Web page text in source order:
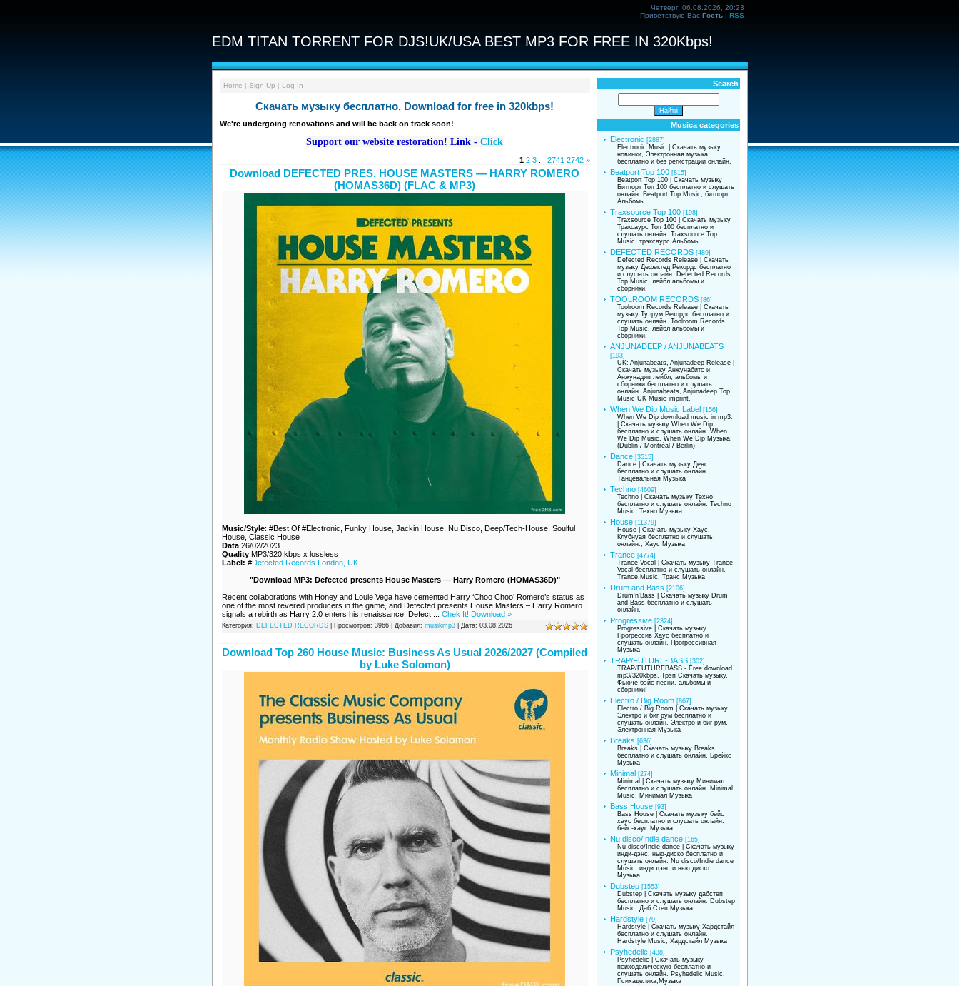
Четверг, 06.08.2026, 20:23
Приветствую Вас Гость| RSS
EDM TITAN TORRENT FOR DJS!UK/USA BEST MP3 FOR FREE IN 320Kbps!
Home | Sign Up | Log In
Скачать музыку бесплатно, Download for free in 320kbps!
We're undergoing renovations and will be back on track soon!
Support our website restoration! Link - Click
1 2 3 2741 2742 »
Download DEFECTED PRES. HOUSE MASTERS — HARRY ROMERO
(HOMAS36D) (FLAC & MP3)
Music/Style: #Best Of #Electronic, Funky House, Jackin House, Nu Disco, Deep/Tech-House, Soulful
House, Classic House
Data:26/02/2023
Quality:MP3/320 kbps x lossless
Label: #Defected Records London, UK
"Download MP3: Defected presents House Masters — Harry Romero (HOMAS36D)"
Recent collaborations with Honey and Louie Vega have cemented Harry ‘Choo Choo’ Romero’s status as
one of the most revered producers in the game, and Defected presents House Masters – Harry Romero
signals a rebirth as Harry 2.0 enters his renaissance. Defect
Chek It! Download »
Категория: DEFECTED RECORDS| Просмотров: 3966 | Добавил: musikmp3| Дата: 03.08.2026
Download Top 260 House Music: Business As Usual 2026/2027 (Compiled
by Luke Solomon)
Search
Musica categories
Electronic [2887]
Electronic Music | Скачать музыку
новинки, Электронная музыка
бесплатно и без регистрации онлайн.
Beatport Top 100 [815]
Beatport Top 100 | Скачать музыку
Битпорт Топ 100 бесплатно и слушать
онлайн. Beatport Top Music, битпорт
Альбомы.
Traxsource Top 100 [198]
Traxsource Top 100 | Скачать музыку
Траксаурс Топ 100 бесплатно и
слушать онлайн. Traxsource Top
Music, трэксаурс Альбомы.
DEFECTED RECORDS [489]
Defected Records Release | Скачать
музыку Дефектед Рекордс бесплатно
и слушать онлайн. Defected Records
Top Music, лейбл альбомы и
сборники.
TOOLROOM RECORDS [86]
Toolroom Records Release | Скачать
музыку Тулрум Рекордс бесплатно и
слушать онлайн. Toolroom Records
Top Music, лейбл альбомы и
сборники.
ANJUNADEEP / ANJUNABEATS
[193]
UK: Anjunabeats, Anjunadeep Release |
Скачать музыку Анжунабитс и
Анжунадип лейбл, альбомы и
сборники бесплатно и слушать
онлайн. Anjunabeats, Anjunadeep Top
Music UK Music imprint.
When We Dip Music Label [156]
When We Dip download music in mp3.
| Скачать музыку When We Dip
бесплатно и слушать онлайн. When
We Dip Music, When We Dip Музыка.
(Dublin / Montréal / Berlin)
Dance [3515]
Dance | Скачать музыку Денс
бесплатно и слушать онлайн.,
Танцевальная Музыка
Techno [4609]
Techno | Скачать музыку Техно
бесплатно и слушать онлайн. Techno
Music, Техно Музыка
House [11379]
House | Скачать музыку Хаус.
Клубнуая бесплатно и слушать
онлайн., Хаус Музыка
Trance [4774]
Trance Vocal | Скачать музыку Trance
Vocal бесплатно и слушать онлайн.
Trance Music, Транс Музыка
Drum and Bass [2106]
Drum'n'Bass | Скачать музыку Drum
and Bass бесплатно и слушать
онлайн.
Progressive [2324]
Progressive | Скачать музыку
Прогрессив Хаус бесплатно и
слушать онлайн. Прогрессивная
Музыка
TRAP/FUTURE-BASS [302]
TRAP/FUTUREBASS - Free download
mp3/320kbps. Трэп Скачать музыку,
Фьюче бэйс песни, альбомы и
сборники!
Electro / Big Room [867]
Electro / Big Room | Скачать музыку
Электро и биг рум бесплатно и
слушать онлайн. Электро и биг-рум,
Электронная Музыка
Breaks [636]
Breaks | Скачать музыку Breaks
бесплатно и слушать онлайн. Брейкс
Музыка
Minimal [274]
Minimal | Скачать музыку Минимал
бесплатно и слушать онлайн. Minimal
Music, Минимал Музыка
Bass House [93]
Bass House | Скачать музыку бейс
хаус бесплатно и слушать онлайн.
бейс-хаус Музыка
Nu disco/Indie dance [165]
Nu disco/Indie dance | Скачать музыку
инди-дэнс, нью-диско бесплатно и
слушать онлайн. Nu disco/Indie dance
Music, инди дэнс и нью диско
Музыка.
Dubstep [1553]
Dubstep | Скачать музыку дабстеп
бесплатно и слушать онлайн. Dubstep
Music, Даб Степ Музыка
Hardstyle [79]
Hardstyle | Скачать музыку Хардстайл
бесплатно и слушать онлайн.
Hardstyle Music, Хардстайл Музыка
Psyhedelic [438]
Psyhedelic | Скачать музыку
психоделическую бесплатно и
слушать онлайн. Psyhedelic Music,
Психаделика,Музыка